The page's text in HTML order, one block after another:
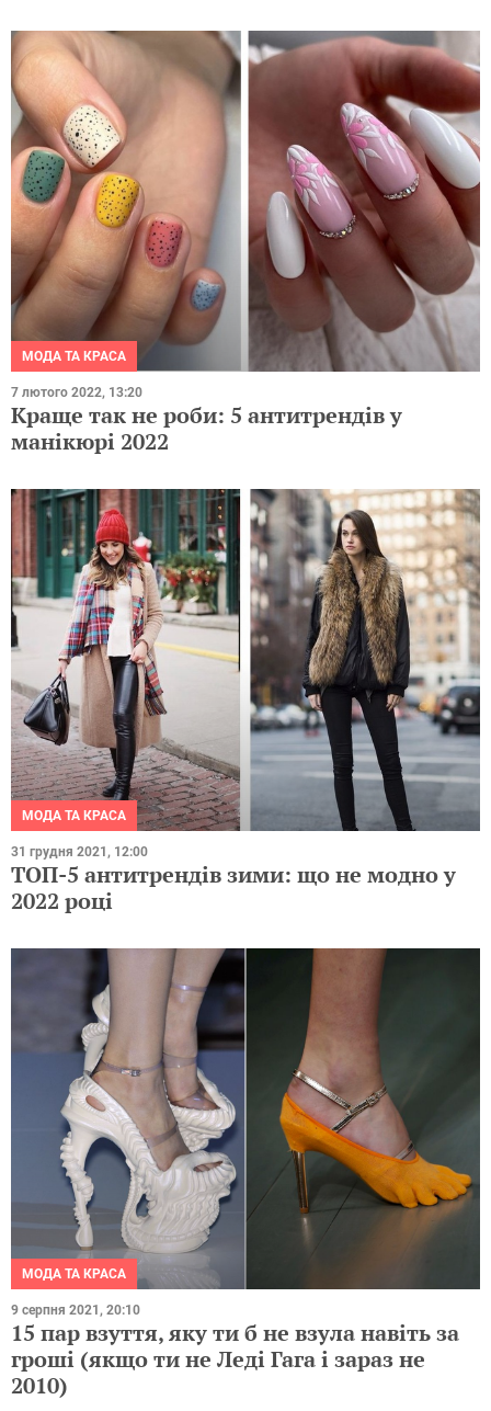
МОДА ТА КРАСА
7 лютого 2022, 13:20
Краще так не роби: 5 антитрендів у
манікюрі 2022
МОДА ТА КРАСА
31 грудня 2021, 12:00
ТОП-5 антитрендів зими: що не модно у
2022 році
МОДА ТА КРАСА
9 серпня 2021, 20:10
15 пар взуття, яку ти б не взула навіть за
гроші (якщо ти не Леді Гага і зараз не
2010)